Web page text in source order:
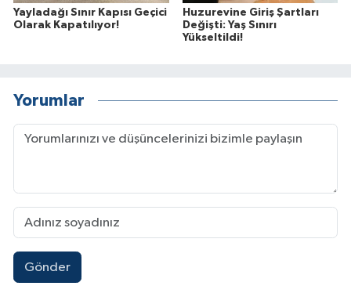
Yayladağı Sınır Kapısı Geçici
Olarak Kapatılıyor!
Huzurevine Giriş Şartları
Değişti: Yaş Sınırı
Yükseltildi!
Yorumlar
Gönder